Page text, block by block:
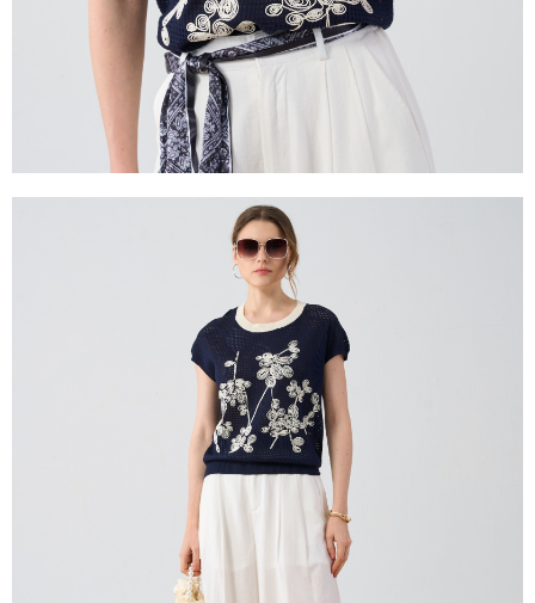
https://aftee.tw/terms/#terms3
３．未成年的使用者請事先徵得法定代理人或監護人之同意方可使用
「AFTEE先享後付」，若未經同意申辦者引起之損失，本公司不負相關責
４．使用「AFTEE先享後付」時，將依據個別帳號之用戶狀況，依本公司即
時審查核予不同之上限額度；若仍有額度不足之情形，本公司將視審查結果
請求用戶進行身份認證。
５．嚴禁一人註冊多個帳號或使用他人資訊註冊。若發現惡意使用之情形，